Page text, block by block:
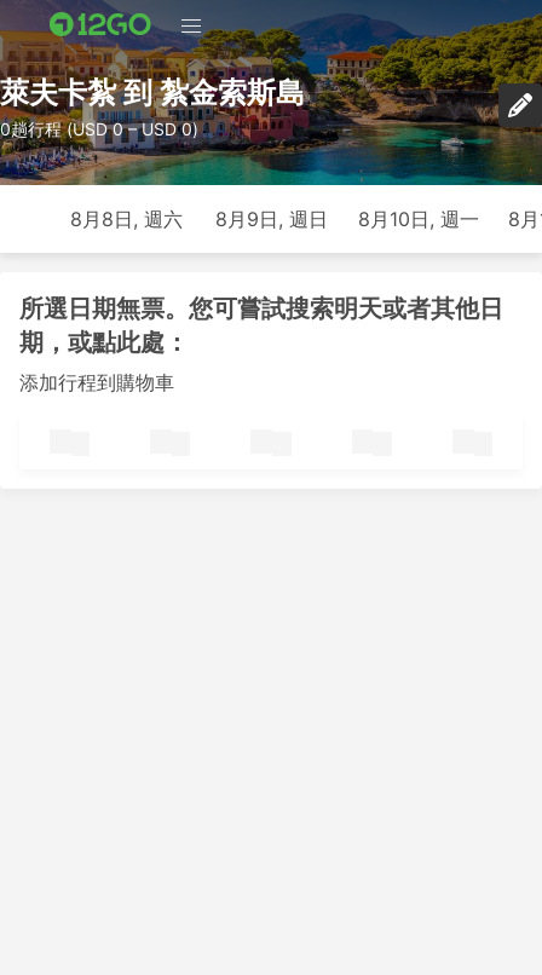
萊夫卡紮 到 紮金索斯島
0趟行程 (USD 0 – USD 0)
8月8日, 週六 8月9日, 週日 8月10日, 週一 8
所選日期無票。您可嘗試搜索明天或者其他日
期，或點此處：
添加行程到購物車